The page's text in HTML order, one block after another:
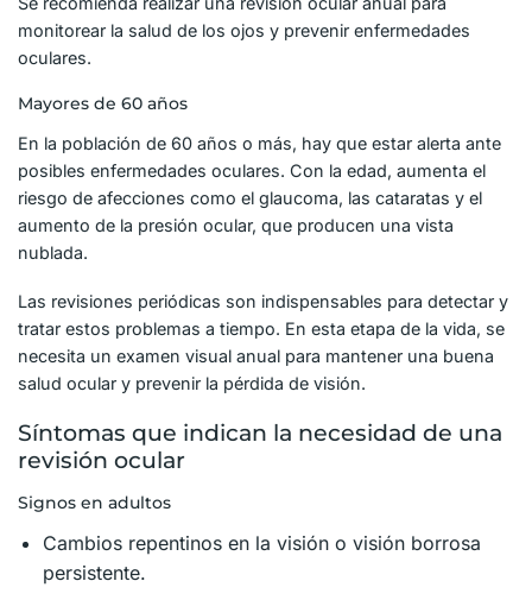
monitorear la salud de los ojos y prevenir enfermedades
oculares.
Mayores de 60 años
En la población de 60 años o más, hay que estar alerta ante
posibles enfermedades oculares. Con la edad, aumenta el
riesgo de afecciones como el glaucoma, las cataratas y el
aumento de la presión ocular, que producen una vista
nublada.
Las revisiones periódicas son indispensables para detectar y
tratar estos problemas a tiempo. En esta etapa de la vida, se
necesita un examen visual anual para mantener una buena
salud ocular y prevenir la pérdida de visión.
Síntomas que indican la necesidad de una
revisión ocular
Signos en adultos
Cambios repentinos en la visión o visión borrosa
persistente.